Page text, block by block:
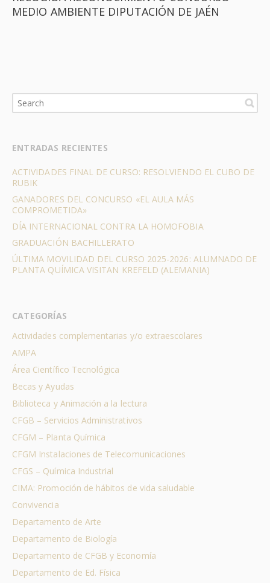
MEDIO AMBIENTE DIPUTACIÓN DE JAÉN
ENTRADAS RECIENTES
ACTIVIDADES FINAL DE CURSO: RESOLVIENDO EL CUBO DE
RUBIK
GANADORES DEL CONCURSO «EL AULA MÁS
COMPROMETIDA»
DÍA INTERNACIONAL CONTRA LA HOMOFOBIA
GRADUACIÓN BACHILLERATO
ÚLTIMA MOVILIDAD DEL CURSO 2025-2026: ALUMNADO DE
PLANTA QUÍMICA VISITAN KREFELD (ALEMANIA)
CATEGORÍAS
Actividades complementarias y/o extraescolares
AMPA
Área Científico Tecnológica
Becas y Ayudas
Biblioteca y Animación a la lectura
CFGB – Servicios Administrativos
CFGM – Planta Química
CFGM Instalaciones de Telecomunicaciones
CFGS – Química Industrial
CIMA: Promoción de hábitos de vida saludable
Convivencia
Departamento de Arte
Departamento de Biología
Departamento de CFGB y Economía
Departamento de Ed. Física